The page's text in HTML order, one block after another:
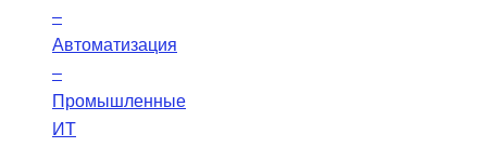
–
Автоматизация
–
Промышленные
ИТ